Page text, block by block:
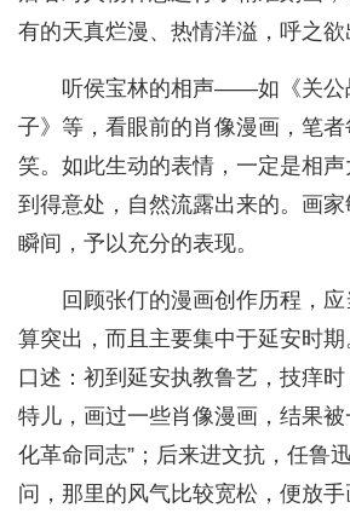
有的天真烂漫、热情洋溢，呼之欲
听侯宝林的相声——如《关公
子》等，看眼前的肖像漫画，笔
笑。如此生动的表情，一定是相
到得意处，自然流露出来的。画
瞬间，予以充分的表现。
回顾张仃的漫画创作历程，
算突出，而且主要集中于延安时
口述：初到延安执教鲁艺，技痒
特儿，画过一些肖像漫画，结果被
化革命同志”；后来进文抗，任鲁
问，那里的风气比较宽松，便放